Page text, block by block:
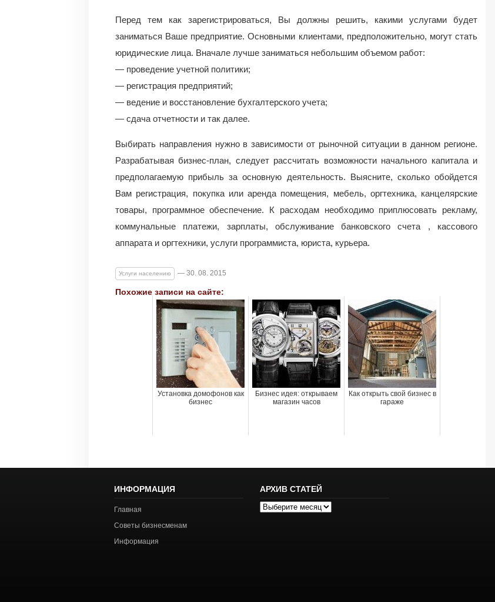
Перед тем как зарегистрироваться, Вы должны решить, какими услугами будет
заниматься Ваше предприятие. Основными клиентами, предположительно, могут стать
юридические лица. Вначале лучше заниматься небольшим объемом работ:
— проведение учетной политики;
— регистрация предприятий;
— ведение и восстановление бухгалтерского учета;
— сдача отчетности и так далее.
Выбирать направления нужно в зависимости от рыночной ситуации в данном регионе.
Разрабатывая бизнес-план, следует рассчитать возможности начального капитала и
предполагаемую прибыль за основную деятельность. Выясните, сколько обойдется
Вам регистрация, покупка или аренда помещения, мебель, оргтехника, канцелярские
товары, программное обеспечение. К расходам необходимо приплюсовать рекламу,
коммунальные платежи, зарплаты, обслуживание банковского счета , кассового
аппарата и оргтехники, услуги программиста, юриста, курьера.
Услуги населению — 30. 08. 2015
Похожие записи на сайте:
Установка домофонов как
бизнес
Бизнес идея: открываем
магазин часов
Как открыть свой бизнес в
гараже
ИНФОРМАЦИЯ
Главная
Советы бизнесменам
Информация
АРХИВ СТАТЕЙ
Архив